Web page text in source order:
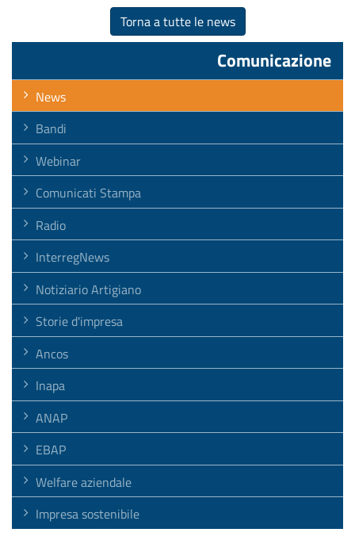
Torna a tutte le news
Comunicazione
News
Bandi
Webinar
Comunicati Stampa
Radio
InterregNews
Notiziario Artigiano
Storie d'impresa
Ancos
Inapa
ANAP
EBAP
Welfare aziendale
Impresa sostenibile